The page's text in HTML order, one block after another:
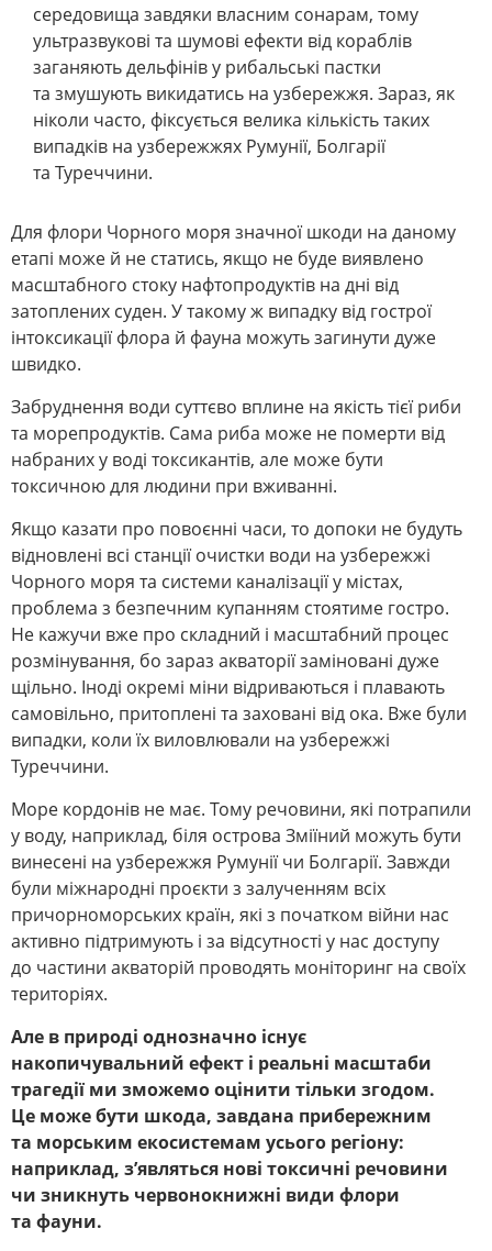
середовища завдяки власним сонарам, тому
ультразвукові та шумові ефекти від кораблів
заганяють дельфінів у рибальські пастки
та змушують викидатись на узбережжя. Зараз, як
ніколи часто, фіксується велика кількість таких
випадків на узбережжях Румунії, Болгарії
та Туреччини.
Для флори Чорного моря значної шкоди на даному
етапі може й не статись, якщо не буде виявлено
масштабного стоку нафтопродуктів на дні від
затоплених суден. У такому ж випадку від гострої
інтоксикації флора й фауна можуть загинути дуже
швидко.
Забруднення води суттєво вплине на якість тієї риби
та морепродуктів. Сама риба може не померти від
набраних у воді токсикантів, але може бути
токсичною для людини при вживанні.
Якщо казати про повоєнні часи, то допоки не будуть
відновлені всі станції очистки води на узбережжі
Чорного моря та системи каналізації у містах,
проблема з безпечним купанням стоятиме гостро.
Не кажучи вже про складний і масштабний процес
розмінування, бо зараз акваторії заміновані дуже
щільно. Іноді окремі міни відриваються і плавають
самовільно, притоплені та заховані від ока. Вже були
випадки, коли їх виловлювали на узбережжі
Туреччини.
Море кордонів не має. Тому речовини, які потрапили
у воду, наприклад, біля острова Зміїний можуть бути
винесені на узбережжя Румунії чи Болгарії. Завжди
були міжнародні проєкти з залученням всіх
причорноморських країн, які з початком війни нас
активно підтримують і за відсутності у нас доступу
до частини акваторій проводять моніторинг на своїх
територіях.
Але в природі однозначно існує
накопичувальний ефект і реальні масштаби
трагедії ми зможемо оцінити тільки згодом.
Це може бути шкода, завдана прибережним
та морським екосистемам усього регіону:
наприклад, з’являться нові токсичні речовини
чи зникнуть червонокнижні види флори
та фауни.